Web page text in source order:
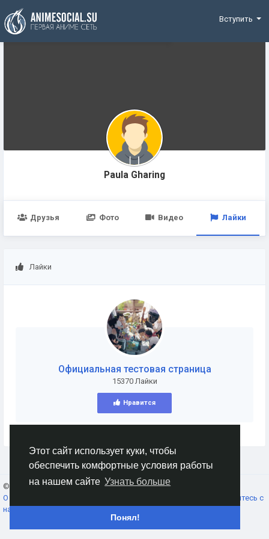
Этот сайт использует куки, чтобы
обеспечить комфортные условия работы
на нашем сайте Узнать больше
Понял!
Funding
Вступить
Paula Gharing
Друзья Фото Видео Лайки
Лайки
Официальная тестовая страница
15370 Лайки
Нравится
© 2026 AnimeSocial.SU - Первая аниме сеть!
О нас
Свяжитесь с
нами